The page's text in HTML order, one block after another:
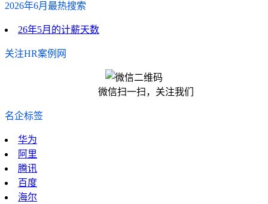
2026年6月最热搜索
26年5月的计薪天数
关注HR案例网
微信扫一扫，关注我们
名企标签
华为
阿里
腾讯
百度
海尔